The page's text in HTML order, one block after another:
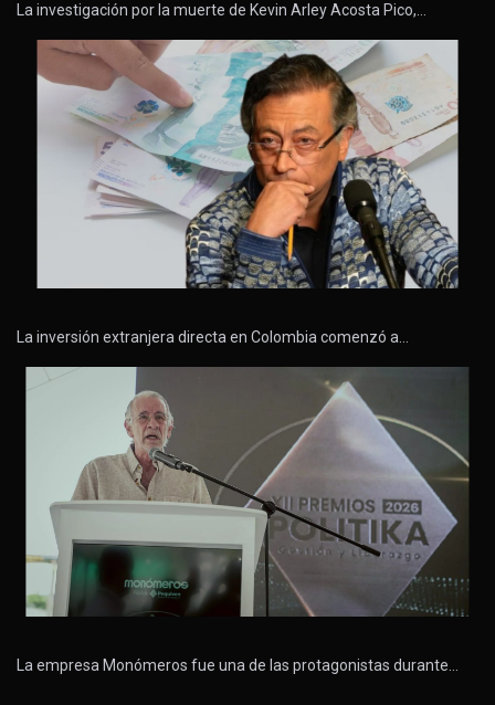
La investigación por la muerte de Kevin Arley Acosta Pico,…
La inversión extranjera directa en Colombia comenzó a…
La empresa Monómeros fue una de las protagonistas durante…